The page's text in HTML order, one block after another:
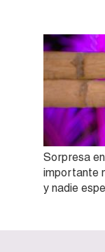
Sorpresa
importante
y nadie